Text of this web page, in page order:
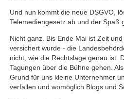
Und nun kommt die neue DSGVO,
Telemediengesetz ab und der Spaß
Nicht ganz. Bis Ende Mai ist Zeit
versichert wurde - die
nicht, wie die Rechtslage genau ist.
Tagungen über die Bühne gehen.
Grund für uns kleine Unternehmer
verfallen und womöglich Blogs und